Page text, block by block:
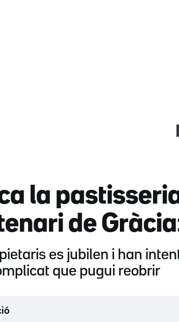
la
de
es jubilen i han
que pugui reobrir